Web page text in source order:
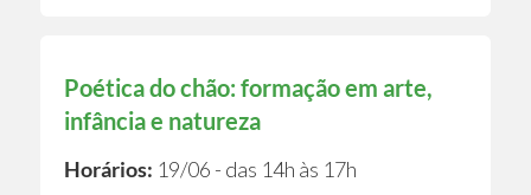
Poética do chão: formação em arte,
infância e natureza
Horários: 19/06 - das 14h às 17h